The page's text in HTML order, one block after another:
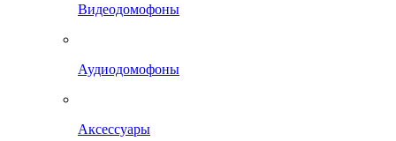
Видеодомофоны
Аудиодомофоны
Аксессуары